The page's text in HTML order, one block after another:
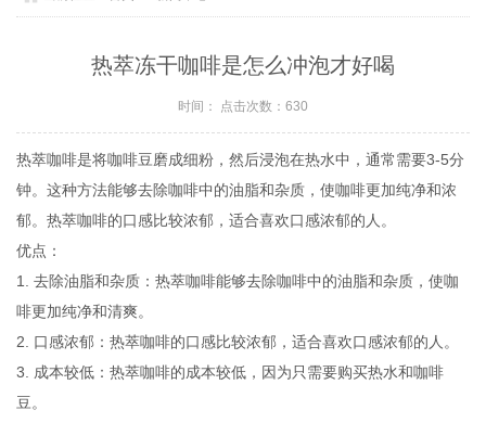
热萃冻干咖啡是怎么冲泡才好喝
时间： 点击次数：630
热萃咖啡是将咖啡豆磨成细粉，然后浸泡在热水中，通常需要3-5分
钟。这种方法能够去除咖啡中的油脂和杂质，使咖啡更加纯净和浓
郁。热萃咖啡的口感比较浓郁，适合喜欢口感浓郁的人。
优点：
1. 去除油脂和杂质：热萃咖啡能够去除咖啡中的油脂和杂质，使咖
啡更加纯净和清爽。
2. 口感浓郁：热萃咖啡的口感比较浓郁，适合喜欢口感浓郁的人。
3. 成本较低：热萃咖啡的成本较低，因为只需要购买热水和咖啡
豆。